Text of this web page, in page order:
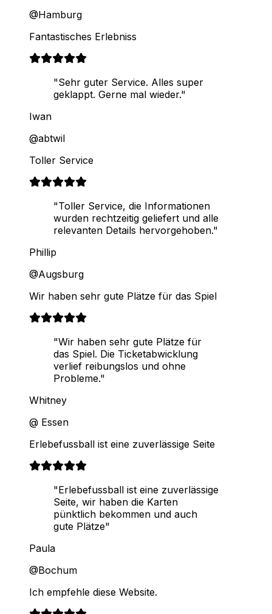
@Hamburg
Fantastisches Erlebniss
"Sehr guter Service. Alles super
geklappt. Gerne mal wieder."
Iwan
@abtwil
Toller Service
"Toller Service, die Informationen
wurden rechtzeitig geliefert und alle
relevanten Details hervorgehoben."
Phillip
@Augsburg
Wir haben sehr gute Plätze für das Spiel
"Wir haben sehr gute Plätze für
das Spiel. Die Ticketabwicklung
verlief reibungslos und ohne
Probleme."
Whitney
@ Essen
Erlebefussball ist eine zuverlässige Seite
"Erlebefussball ist eine zuverlässige
Seite, wir haben die Karten
pünktlich bekommen und auch
gute Plätze"
Paula
@Bochum
Ich empfehle diese Website.